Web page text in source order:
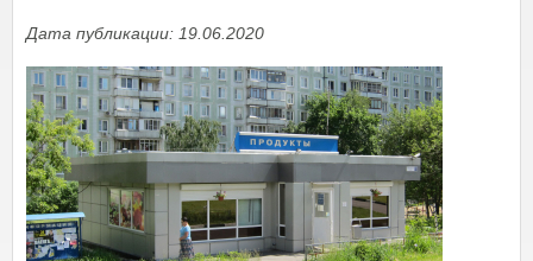
Дата публикации: 19.06.2020